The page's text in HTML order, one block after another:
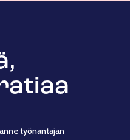
työnantajan